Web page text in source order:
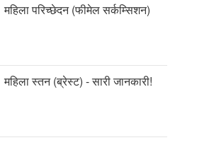
महिला परिच्छेदन (फीमेल सर्कम्सिशन)
महिला स्तन (ब्रेस्ट) - सारी जानकारी!